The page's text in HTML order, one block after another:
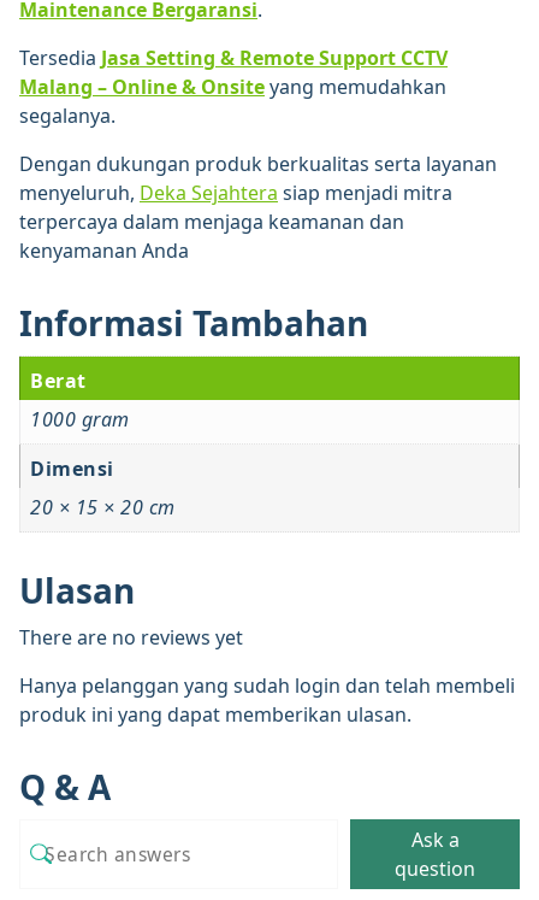
Maintenance Bergaransi.
Tersedia Jasa Setting & Remote Support CCTV
Malang – Online & Onsiteyang memudahkan
segalanya.
Dengan dukungan produk berkualitas serta layanan
menyeluruh, Deka Sejahtera siap menjadi mitra
terpercaya dalam menjaga keamanan dan
kenyamanan Anda
Informasi Tambahan
Berat
1000 gram
Dimensi
20 × 15 × 20 cm
Ulasan
There are no reviews yet
Hanya pelanggan yang sudah login dan telah membeli
produk ini yang dapat memberikan ulasan.
Q & A
Ask a
question